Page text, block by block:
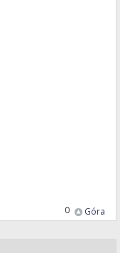
Góra
0